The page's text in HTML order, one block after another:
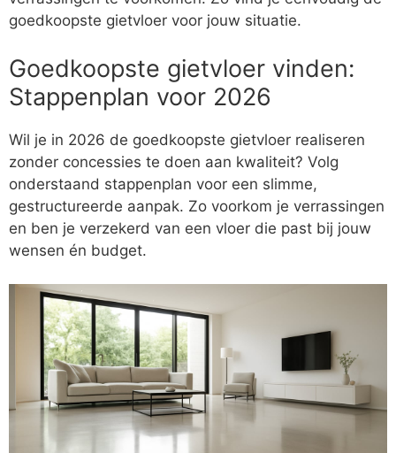
goedkoopste gietvloer voor jouw situatie.
Goedkoopste gietvloer vinden:
Stappenplan voor 2026
Wil je in 2026 de goedkoopste gietvloer realiseren
zonder concessies te doen aan kwaliteit? Volg
onderstaand stappenplan voor een slimme,
gestructureerde aanpak. Zo voorkom je verrassingen
en ben je verzekerd van een vloer die past bij jouw
wensen én budget.